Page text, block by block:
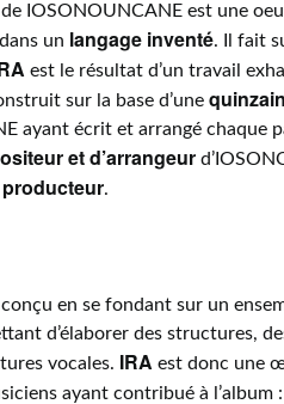
IOSONOUNCANE est une
dans un langage inventé. Il fait
est le résultat d’un travail
sur la base d’une
ayant écrit et arrangé chaque
et d’arrangeur
.
en se fondant sur un
d’élaborer des structures,
vocales. IRA est donc une
ayant contribué à l’album :